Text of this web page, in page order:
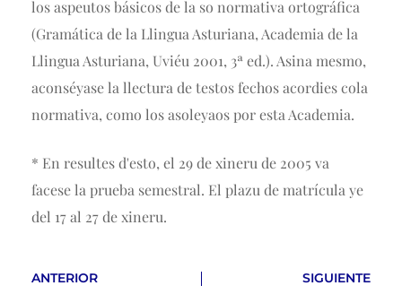
los aspeutos básicos de la so normativa ortográfica
(Gramática de la Llingua Asturiana, Academia de la
Llingua Asturiana, Uviéu 2001, 3ª ed.). Asina mesmo,
aconséyase la llectura de testos fechos acordies cola
normativa, como los asoleyaos por esta Academia.
* En resultes d'esto, el 29 de xineru de 2005 va
facese la prueba semestral. El plazu de matrícula ye
del 17 al 27 de xineru.
ANTERIOR SIGUIENTE